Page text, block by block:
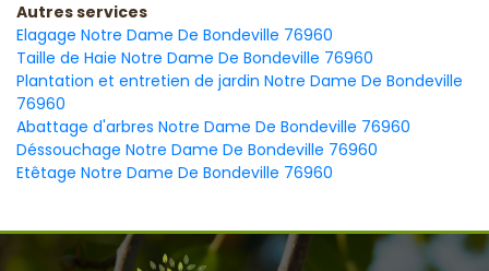
Autres services
Elagage Notre Dame De Bondeville 76960
Taille de Haie Notre Dame De Bondeville 76960
Plantation et entretien de jardin Notre Dame De Bondeville
76960
Abattage d'arbres Notre Dame De Bondeville 76960
Déssouchage Notre Dame De Bondeville 76960
Etêtage Notre Dame De Bondeville 76960